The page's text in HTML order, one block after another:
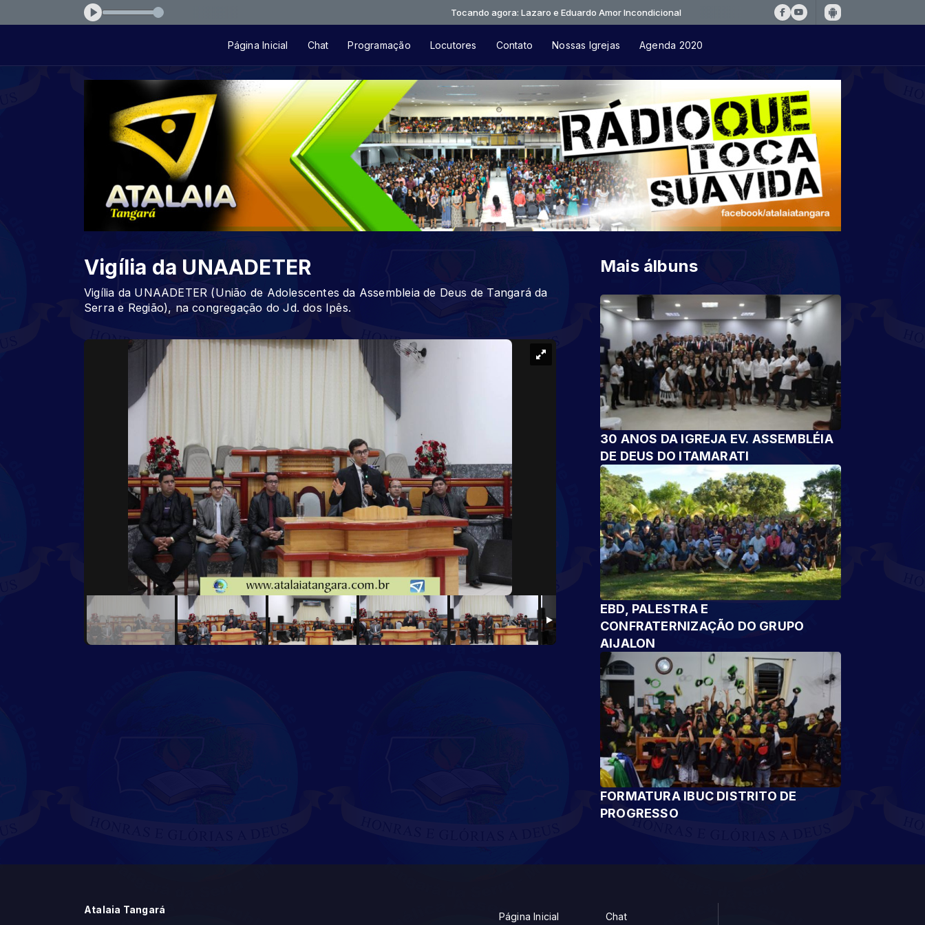
Tocando agora: Lazaro e Eduardo Amor Incondicional
Página Inicial Chat Programação Locutores Contato Nossas Igrejas Agenda 2020
Vigília da UNAADETER
Vigília da UNAADETER (União de Adolescentes da Assembleia de Deus de Tangará da
Serra e Região), na congregação do Jd. dos Ipês.
Mais álbuns
30 ANOS DA IGREJA EV. ASSEMBLÉIA
DE DEUS DO ITAMARATI
EBD, PALESTRA E
CONFRATERNIZAÇÃO DO GRUPO
AIJALON
FORMATURA IBUC DISTRITO DE
PROGRESSO
Atalaia Tangará
Página Inicial Chat